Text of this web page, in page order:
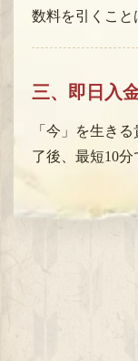
数料を引くこと
三、即日入
「今」を生き
了後、最短10分